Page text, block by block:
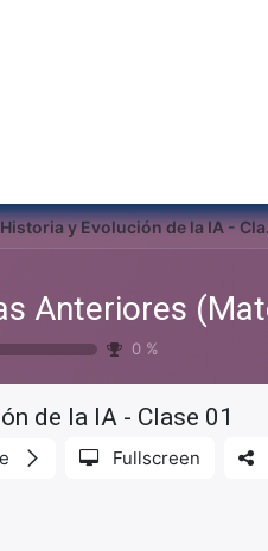
Historia y Evolución de la IA - Clase 01
0 %
de la IA - Clase 01
Fullscreen